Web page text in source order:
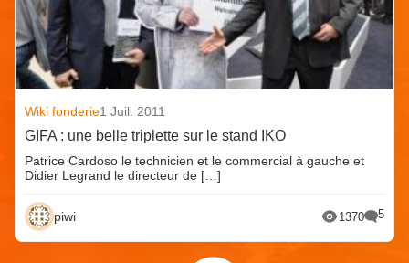
Wiki fonderie1 Juil. 2011
GIFA : une belle triplette sur le stand IKO
Patrice Cardoso le technicien et le commercial à gauche et
Didier Legrand le directeur de […]
piwi 1370 5